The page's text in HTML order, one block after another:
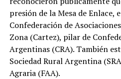
presión de la Mesa de Enlace,
Confederación de
Zona (Cartez), pilar de
Argentinas (CRA). También
Sociedad Rural Argentina
Agraria (FAA).